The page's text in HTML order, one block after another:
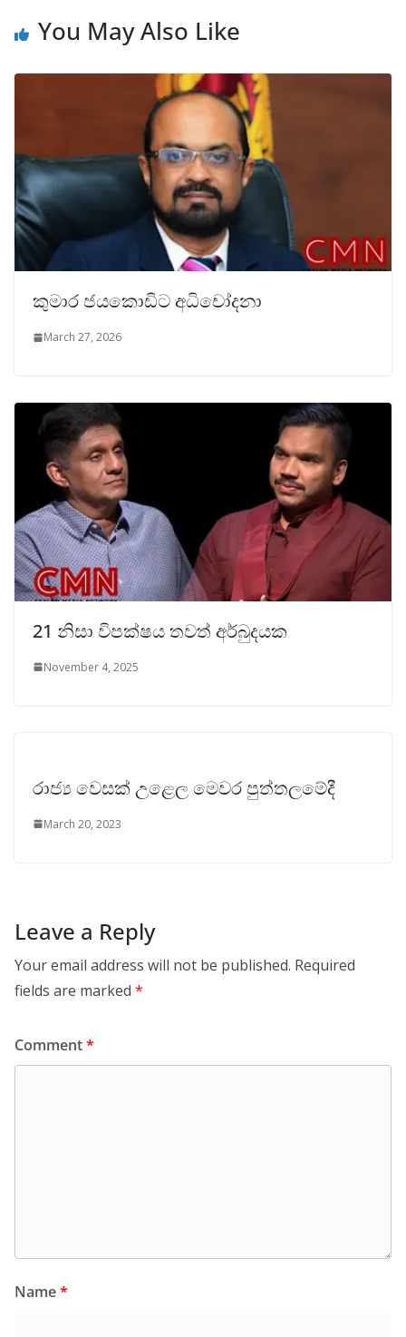
You May Also Like
කුමාර ජයකොඩිට අධිචෝදනා
March 27, 2026
21 නිසා විපක්ෂය තවත් අර්බුදයක
November 4, 2025
රාජ්‍ය වෙසක් උළෙල මෙවර පුත්තලමේදී
March 20, 2023
Leave a Reply
Your email address will not be published. Required
fields are marked *
Comment*
Name*